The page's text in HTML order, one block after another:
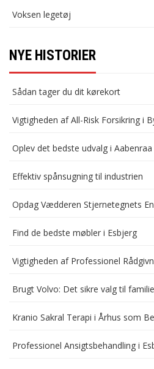
Voksen legetøj
NYE HISTORIER
Sådan tager du dit kørekort
Vigtigheden af All-Risk Forsikring i
Oplev det bedste udvalg i Aabenraa
Effektiv spånsugning til industrien
Opdag Vædderen Stjernetegnets
Find de bedste møbler i Esbjerg
Vigtigheden af Professionel
Brugt Volvo: Det sikre valg til
Kranio Sakral Terapi i Århus som
Professionel Ansigtsbehandling i